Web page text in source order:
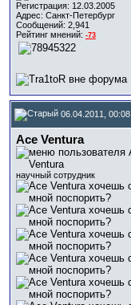
Регистрация: 12.03.2005
Адрес: Cанкт-Петербург
Сообщений: 2,941
Рейтинг мнений: -73
06.04.2011, 00:08
Ace Ventura
научный сотрудник